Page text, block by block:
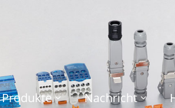
Produkte Nachricht